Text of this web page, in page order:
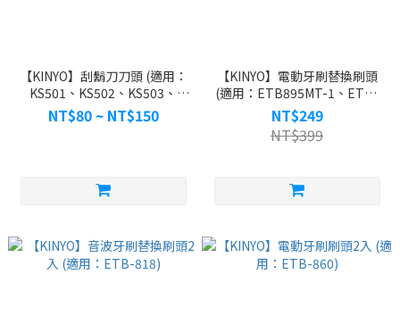
【KINYO】刮鬍刀刀頭 (適用：
KS501、KS502、KS503、
KS507、KS510、KS511、
KS512、KS513、KS702)
NT$80 ~ NT$150
【KINYO】電動牙刷替換刷頭
(適用：ETB895MT-1、ETB-
895)
NT$249
NT$399